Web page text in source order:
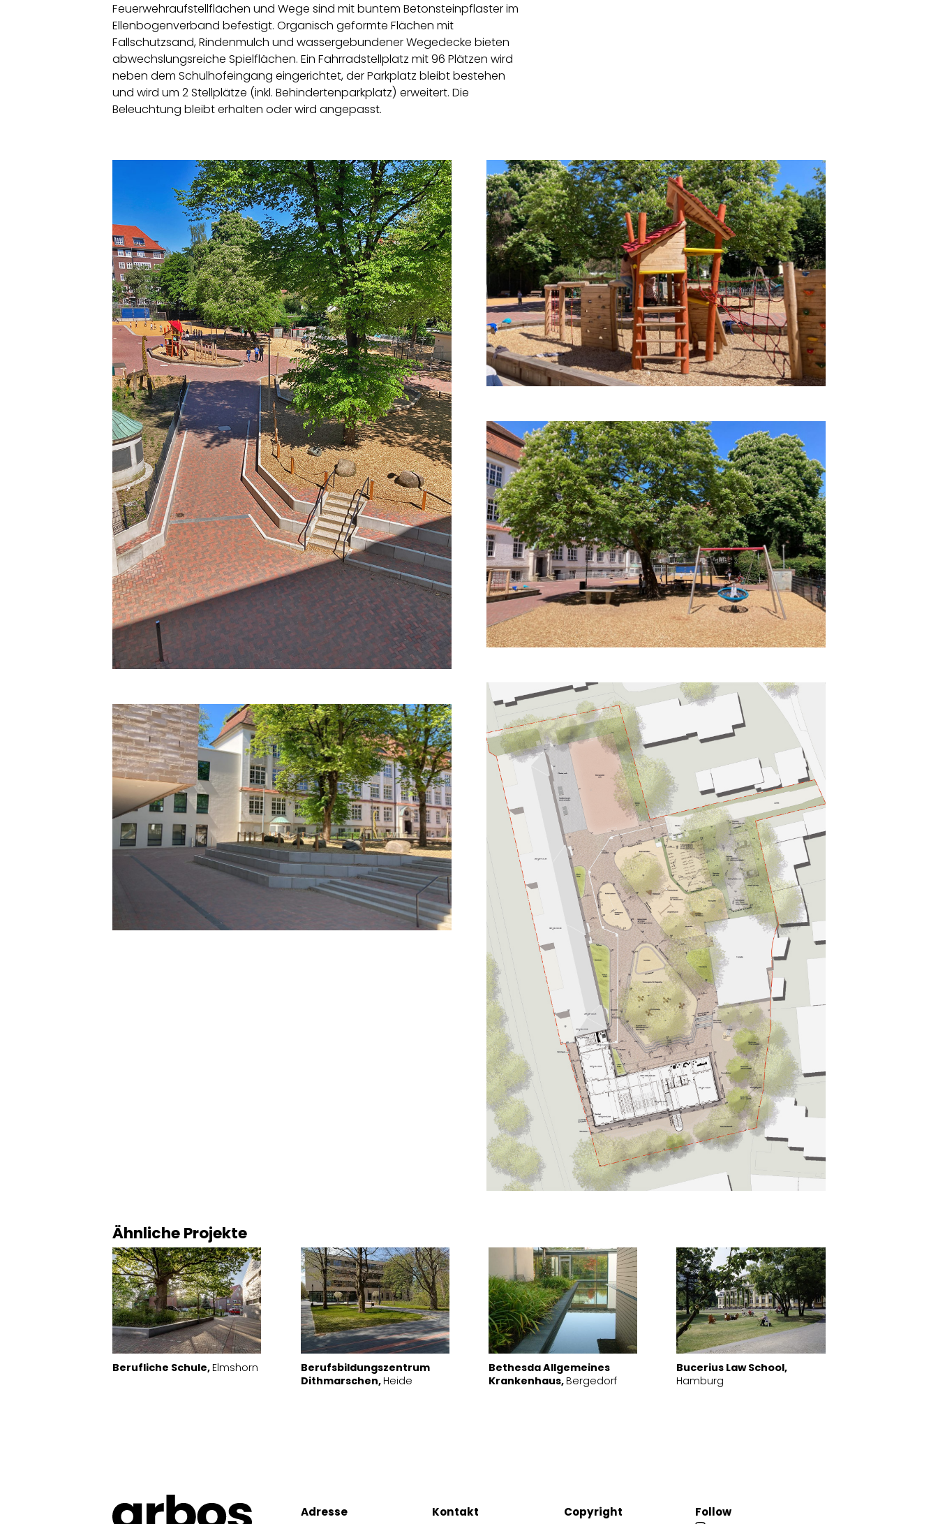
Feuerwehraufstellflächen und Wege sind mit buntem Betonsteinpflaster im
Ellenbogenverband befestigt. Organisch geformte Flächen mit
Fallschutzsand, Rindenmulch und wassergebundener Wegedecke bieten
abwechslungsreiche Spielflächen. Ein Fahrradstellplatz mit 96 Plätzen wird
neben dem Schulhofeingang eingerichtet, der Parkplatz bleibt bestehen
und wird um 2 Stellplätze (inkl. Behindertenparkplatz) erweitert. Die
Beleuchtung bleibt erhalten oder wird angepasst.
Ähnliche Projekte
Berufliche Schule,Elmshorn
Berufsbildungszentrum
Dithmarschen,Heide
Bethesda Allgemeines
Krankenhaus,Bergedorf
Bucerius Law School,
Hamburg
Adresse Kontakt Copyright Follow